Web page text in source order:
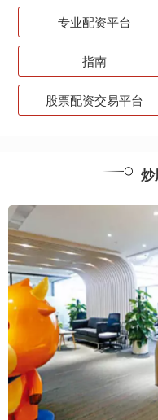
专业配资平台
指南
股票配资交易平台